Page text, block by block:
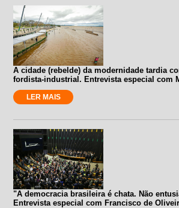
A cidade (rebelde) da modernidade tardia
fordista-industrial. Entrevista especial com
LER MAIS
"A democracia brasileira é chata. Não
Entrevista especial com Francisco de